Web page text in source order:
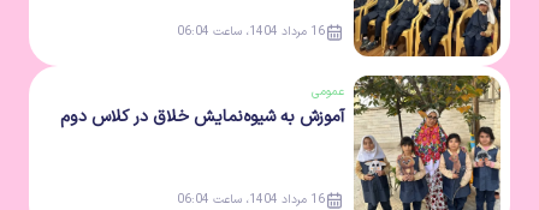
16 مرداد 1404، ساعت 06:04
عمومی
آموزش به شیوه‌نمایش خلاق در کلاس دوم
16 مرداد 1404، ساعت 06:04